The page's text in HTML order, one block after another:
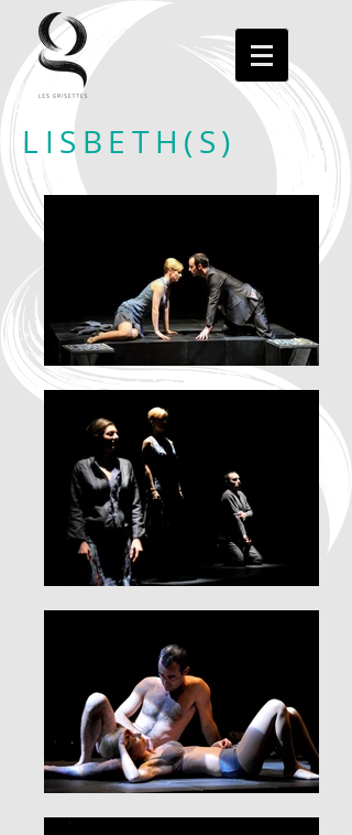
LISBETH(S)